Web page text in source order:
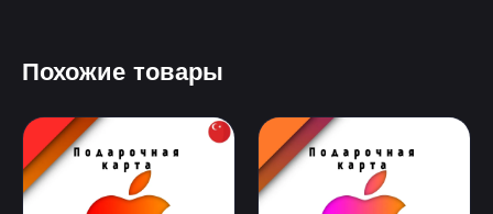
Похожие товары